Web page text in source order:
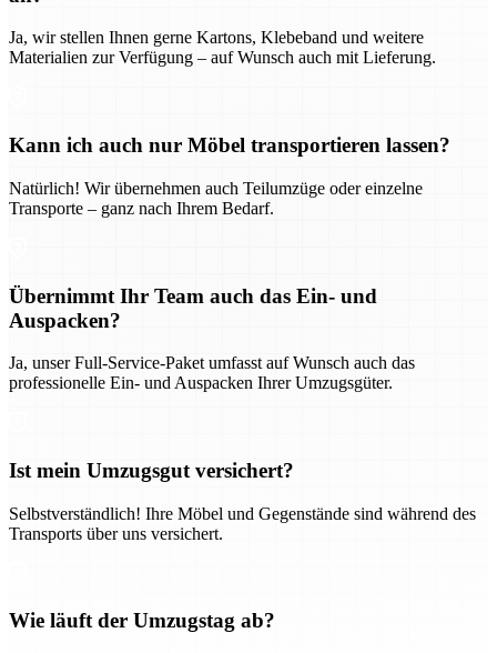
Ja, wir stellen Ihnen gerne Kartons, Klebeband und weitere
Materialien zur Verfügung – auf Wunsch auch mit Lieferung.
Kann ich auch nur Möbel transportieren lassen?
Natürlich! Wir übernehmen auch Teilumzüge oder einzelne
Transporte – ganz nach Ihrem Bedarf.
Übernimmt Ihr Team auch das Ein- und
Auspacken?
Ja, unser Full-Service-Paket umfasst auf Wunsch auch das
professionelle Ein- und Auspacken Ihrer Umzugsgüter.
Ist mein Umzugsgut versichert?
Selbstverständlich! Ihre Möbel und Gegenstände sind während des
Transports über uns versichert.
Wie läuft der Umzugstag ab?